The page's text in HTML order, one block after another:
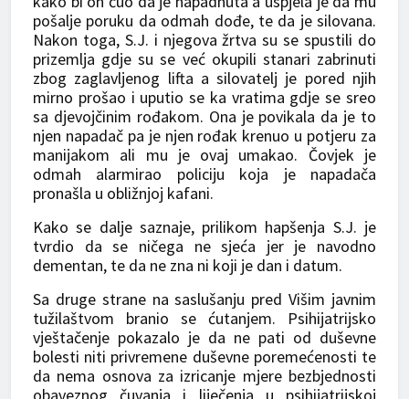
pošalje poruku da odmah dođe, te da je silovana.
Nakon toga, S.J. i njegova žrtva su se spustili do
prizemlja gdje su se već okupili stanari zabrinuti
zbog zaglavljenog lifta a silovatelj je pored njih
mirno prošao i uputio se ka vratima gdje se sreo
sa djevojčinim rođakom. Ona je povikala da je to
njen napadač pa je njen rođak krenuo u potjeru za
manijakom ali mu je ovaj umakao. Čovjek je
odmah alarmirao policiju koja je napadača
pronašla u obližnjoj kafani.
Kako se dalje saznaje, prilikom hapšenja S.J. je
tvrdio da se ničega ne sjeća jer je navodno
dementan, te da ne zna ni koji je dan i datum.
Sa druge strane na saslušanju pred Višim javnim
tužilaštvom branio se ćutanjem. Psihijatrijsko
vještačenje pokazalo je da ne pati od duševne
bolesti niti privremene duševne poremećenosti te
da nema osnova za izricanje mjere bezbjednosti
obaveznog čuvanja i liječenja u psihijatrijskoj